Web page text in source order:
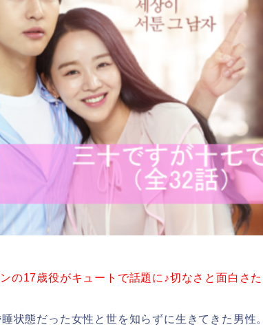
の17歳役がキュートで話題に♪切なさと面白さ
状態だった女性と世を知らずに生きてきた男性。